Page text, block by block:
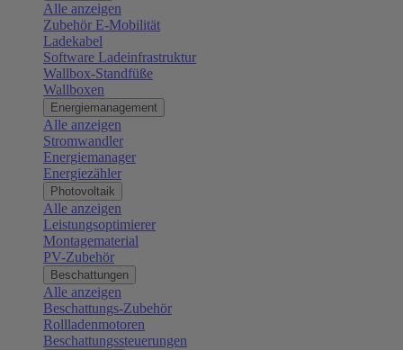
Alle anzeigen
Zubehör E-Mobilität
Ladekabel
Software Ladeinfrastruktur
Wallbox-Standfüße
Wallboxen
Energiemanagement
Alle anzeigen
Stromwandler
Energiemanager
Energiezähler
Photovoltaik
Alle anzeigen
Leistungsoptimierer
Montagematerial
PV-Zubehör
Beschattungen
Alle anzeigen
Beschattungs-Zubehör
Rollladenmotoren
Beschattungssteuerungen